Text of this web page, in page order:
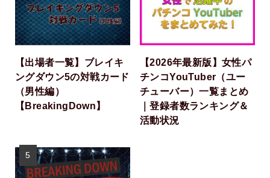
【出場者一覧】ブレイキ
ングダウン5の対戦カード
（男性編）
【BreakingDown】
【2026年最新版】女性パ
チンコYouTuber（ユー
チューバー）一覧まとめ
｜登録者数ランキング＆
活動状況